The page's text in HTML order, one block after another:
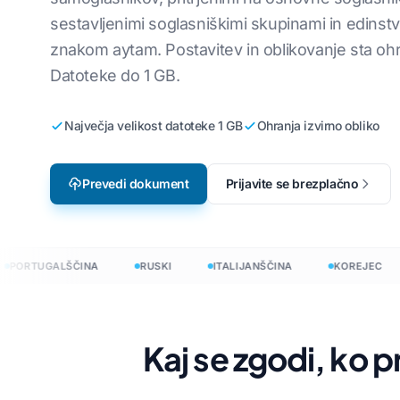
Lokalizacija video iger
e-učenje
Prevedite
InDesign Word
.DOCX števec
Število datotek
Angleščina v korejščino
Angleščina v arabščino
Angleščina v indonezijščino
Angleščina v hindijščino
Angleščina v urdu
sestavljenimi soglasniškimi skupinami in
znakom aytam. Postavitev in oblikovanje sta
Datoteke do 1 GB.
Največja velikost datoteke 1 GB Ohranja izvirno obliko
Prevedi dokument Prijavite se brezplačno
RUSKI ITALIJANŠČINA KOREJEC
Kaj se zgodi, ko